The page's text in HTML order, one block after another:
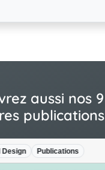
aussi nos 9
publications
Publications